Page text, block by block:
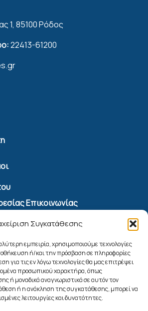
Συγκατάθεσης
εμπειρία, χρησιμοποιούμε τεχνολογίες
ή/και την πρόσβαση σε πληροφορίες
για τις εν λόγω τεχνολογίες θα μας επιτρέψει
προσωπικού χαρακτήρα, όπως
ή μοναδικά αναγνωριστικά σε αυτόν τον
ή η ανάκληση της συγκατάθεσης, μπορεί να
λειτουργίες και δυνατότητες.
1, 85100 Ρόδος
22413-61200
Επικοινωνίας